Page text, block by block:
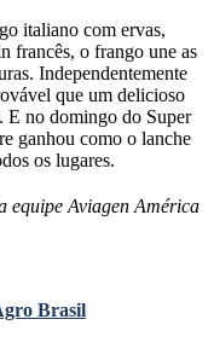
italiano com ervas,
francês, o frango une as
Independentemente
que um delicioso
E no domingo do Super
ganhou como o lanche
os lugares.
equipe Aviagen América
Brasil